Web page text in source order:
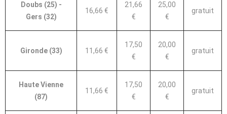
Doubs (25) -
Gers (32)
16,66 €
21,66
€
25,00
€
gratuit
Gironde (33) 11,66 €
17,50
€
20,00
€
gratuit
Haute Vienne
(87)
11,66 €
17,50
€
20,00
€
gratuit